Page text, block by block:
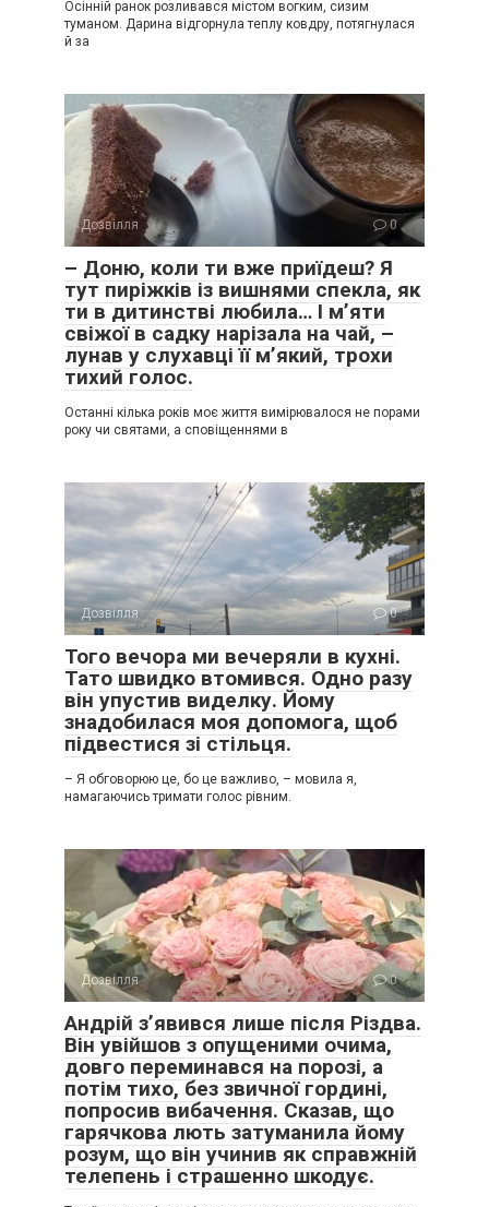
Осінній ранок розливався містом вогким, сизим
туманом. Дарина відгорнула теплу ковдру, потягнулася
й за
Дозвілля 0
– Доню, коли ти вже приїдеш? Я
тут пиріжків із вишнями спекла, як
ти в дитинстві любила… І м’яти
свіжої в садку нарізала на чай, –
лунав у слухавці її м’який, трохи
тихий голос.
Останні кілька років моє життя вимірювалося не порами
року чи святами, а сповіщеннями в
Дозвілля 0
Того вечора ми вечеряли в кухні.
Тато швидко втомився. Одно разу
він упустив виделку. Йому
знадобилася моя допомога, щоб
підвестися зі стільця.
– Я обговорюю це, бо це важливо, – мовила я,
намагаючись тримати голос рівним.
Дозвілля 0
Андрій з’явився лише після Різдва.
Він увійшов з опущеними очима,
довго переминався на порозі, а
потім тихо, без звичної гордині,
попросив вибачення. Сказав, що
гарячкова лють затуманила йому
розум, що він учинив як справжній
телепень і страшенно шкодує.